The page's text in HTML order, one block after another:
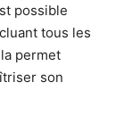
possible
tous les
permet
son